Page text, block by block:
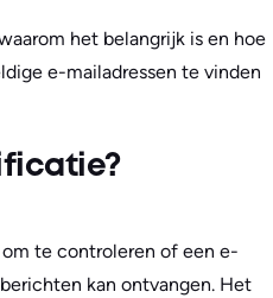
het belangrijk is en hoe
e-mailadressen te vinden
om te controleren of een e-
kan ontvangen. Het